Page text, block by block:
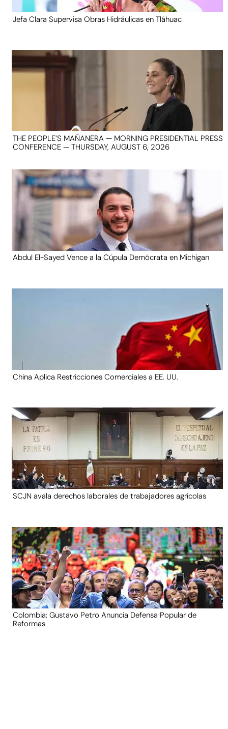
Jefa Clara Supervisa Obras Hidráulicas en Tláhuac
THE PEOPLE’S MAÑANERA — MORNING PRESIDENTIAL PRESS
CONFERENCE — THURSDAY, AUGUST 6, 2026
Abdul El-Sayed Vence a la Cúpula Demócrata en Michigan
China Aplica Restricciones Comerciales a EE. UU.
SCJN avala derechos laborales de trabajadores agrícolas
Colombia: Gustavo Petro Anuncia Defensa Popular de
Reformas